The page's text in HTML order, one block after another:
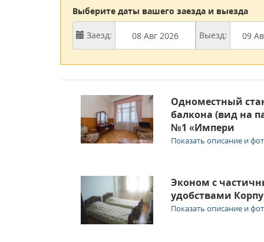
Выберите даты вашего заезда и выезда
Заезд: Выезд:
Одноместный
балкона (вид на
№1 «Импери
Показать описание и
Эконом с
удобствами
Показать описание и